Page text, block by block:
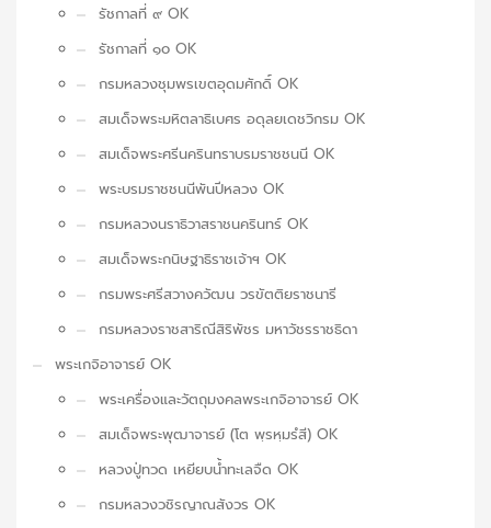
รัชกาลที่ ๙ OK
รัชกาลที่ ๑๐ OK
กรมหลวงชุมพรเขตอุดมศักดิ์ OK
สมเด็จพระมหิตลาธิเบศร อดุลยเดชวิกรม OK
สมเด็จพระศรีนครินทราบรมราชชนนี OK
พระบรมราชชนนีพันปีหลวง OK
กรมหลวงนราธิวาสราชนครินทร์ OK
สมเด็จพระกนิษฐาธิราชเจ้าฯ OK
กรมพระศรีสวางควัฒน วรขัตติยราชนารี
กรมหลวงราชสาริณีสิริพัชร มหาวัชรราชธิดา
พระเกจิอาจารย์ OK
พระเครื่องและวัตถุมงคลพระเกจิอาจารย์ OK
สมเด็จพระพุฒาจารย์ (โต พฺรหฺมรํสี) OK
หลวงปู่ทวด เหยียบน้ำทะเลจืด OK
กรมหลวงวชิรญาณสังวร OK